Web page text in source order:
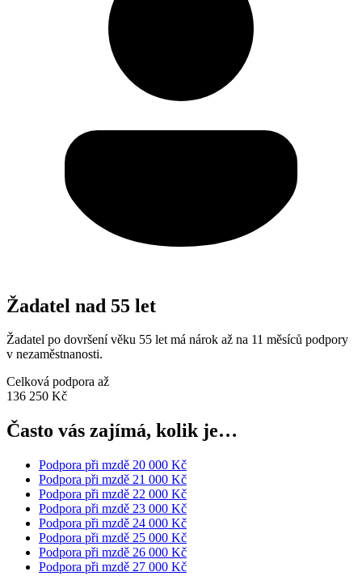
Žadatel nad 55 let
Žadatel po dovršení věku 55 let má nárok až na 11 měsíců podpory
v nezaměstnanosti.
Celková podpora až
136 250 Kč
Často vás zajímá, kolik je…
Podpora při mzdě 20 000 Kč
Podpora při mzdě 21 000 Kč
Podpora při mzdě 22 000 Kč
Podpora při mzdě 23 000 Kč
Podpora při mzdě 24 000 Kč
Podpora při mzdě 25 000 Kč
Podpora při mzdě 26 000 Kč
Podpora při mzdě 27 000 Kč